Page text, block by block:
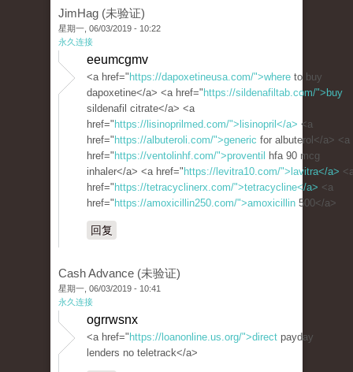
JimHag (未验证)
星期一, 06/03/2019 - 10:22
永久连接
eeumcgmv
<a href=" https://dapoxetineusa.com/">where to buy
dapoxetine</a> <a href=" https://sildenafiltab.com/">buy
sildenafil citrate</a> <a
href=" https://lisinoprilmed.com/">lisinopril</a> <a
href=" https://albuteroli.com/">generic for albuterol</a> <a
href=" https://ventolinhf.com/">proventil
hfa 90 mcg
inhaler</a> <a href=" https://levitra10.com/">lavitra</a>
href=" https://tetracyclinerx.com/">tetracycline</a> <a
href=" https://amoxicillin250.com/">amoxicillin 500</a>
回复
Cash Advance (未验证)
星期一, 06/03/2019 - 10:41
永久连接
ogrrwsnx
<a href=" https://loanonline.us.org/">direct payday
lenders no teletrack</a>